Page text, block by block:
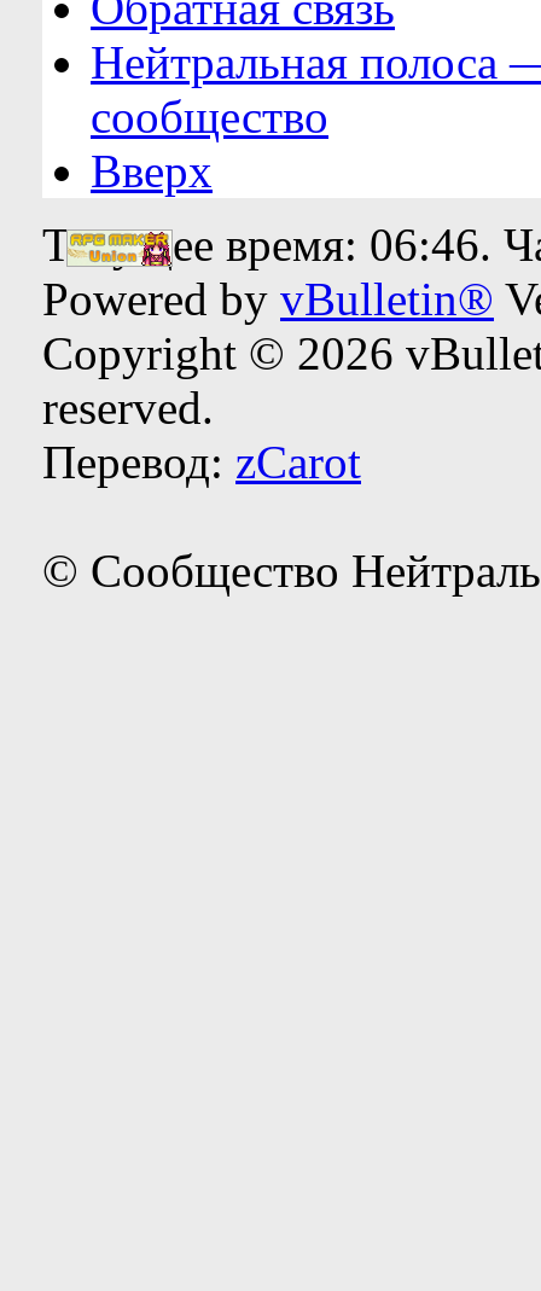
Нейтральная полоса
сообщество
Вверх
Текущее время: 06:46.
Powered by vBulletin®
Copyright © 2026
reserved.
Перевод: zCarot
© Сообщество